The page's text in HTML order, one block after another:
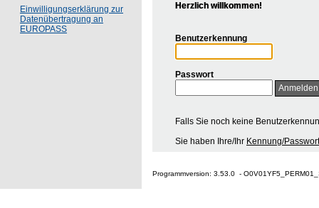
Einwilligungserklärung zur
Datenübertragung an
EUROPASS
Herzlich willkommen!
Benutzerkennung
Passwort
Falls Sie noch keine
Sie haben Ihre/Ihr Kennung/
Programmversion: 3.53.0 -